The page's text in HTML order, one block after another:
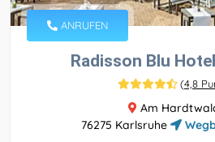
ANRUFEN
Radisson Blu
(4,8
Am
76275 Karlsruhe